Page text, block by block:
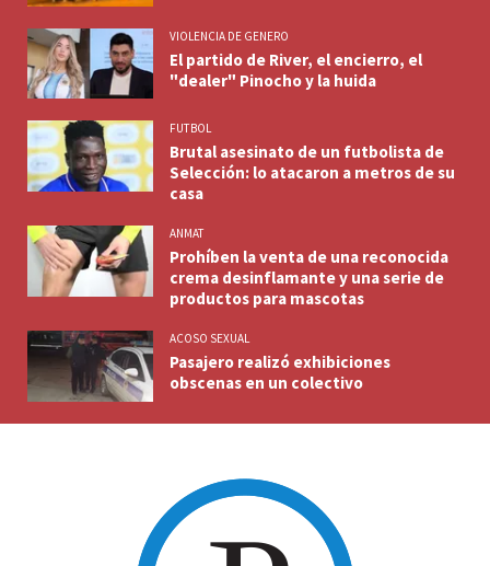
VIOLENCIA DE GENERO
El partido de River, el encierro, el
"dealer" Pinocho y la huida
FUTBOL
Brutal asesinato de un futbolista de
Selección: lo atacaron a metros de su
casa
ANMAT
Prohíben la venta de una reconocida
crema desinflamante y una serie de
productos para mascotas
ACOSO SEXUAL
Pasajero realizó exhibiciones
obscenas en un colectivo